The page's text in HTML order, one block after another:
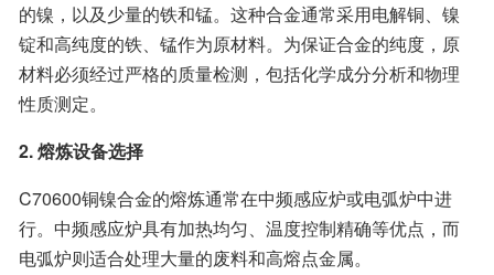
的镍，以及少量的铁和锰。这种合金通常采用电解铜、镍
锭和高纯度的铁、锰作为原材料。为保证合金的纯度，原
材料必须经过严格的质量检测，包括化学成分分析和物理
性质测定。
2. 熔炼设备选择
C70600铜镍合金的熔炼通常在中频感应炉或电弧炉中进
行。中频感应炉具有加热均匀、温度控制精确等优点，而
电弧炉则适合处理大量的废料和高熔点金属。